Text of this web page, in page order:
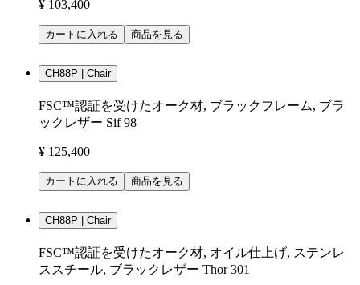
¥ 103,400
カートに入れる 商品を見る
CH88P | Chair
FSC™認証を受けたオーク材, ブラックフレーム, ブラ
ックレザー Sif 98
¥ 125,400
カートに入れる 商品を見る
CH88P | Chair
FSC™認証を受けたオーク材, オイル仕上げ, ステンレ
ススチール, ブラックレザー Thor 301